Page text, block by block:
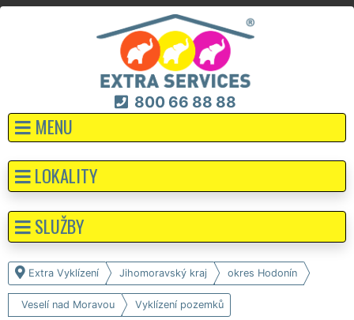
800 66 88 88
MENU
Extra Vyklízení Jihomoravský kraj okres Hodonín
Veselí nad Moravou Vyklízení pozemků
LOKALITY
SLUŽBY